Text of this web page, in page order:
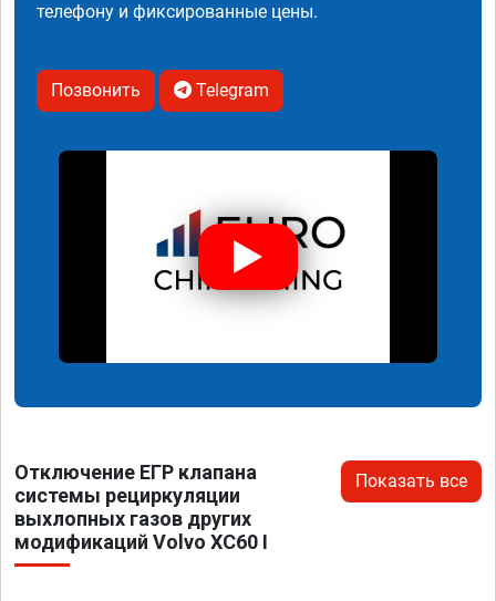
телефону и фиксированные цены.
Позвонить Telegram
Отключение ЕГР клапана
системы рециркуляции
выхлопных газов других
модификаций Volvo XC60 I
Показать все